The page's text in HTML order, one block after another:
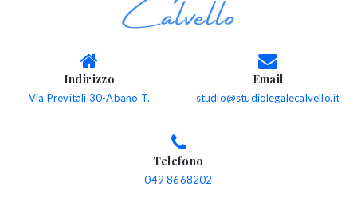
Indirizzo
Via Previtali 30-Abano T.
Email
studio@studiolegalecalvello.it
Telefono
049 8668202